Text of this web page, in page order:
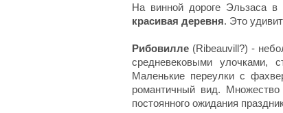
На винной дороге Эльзаса в
красивая деревня. Это
Рибовилле (Ribeauvill?) -
средневековыми улочками,
Маленькие переулки с
романтичный вид.
постоянного ожидания